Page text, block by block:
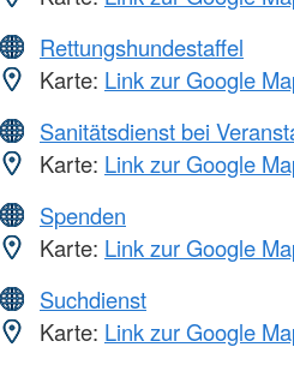
Rettungshundestaffel
Karte: Link zur Google
Sanitätsdienst bei
Karte: Link zur Google
Spenden
Karte: Link zur Google
Suchdienst
Karte: Link zur Google